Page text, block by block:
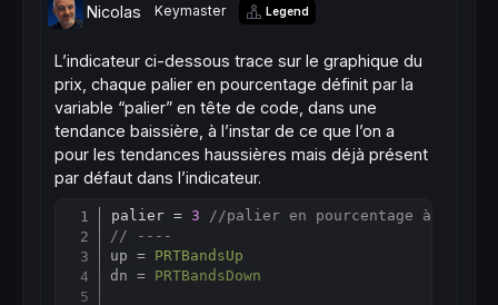
Nicolas Keymaster Legend
L’indicateur ci-dessous trace sur le graphique du
prix, chaque palier en pourcentage définit par la
variable “palier” en tête de code, dans une
tendance baissière, à l’instar de ce que l’on a
pour les tendances haussières mais déjà présent
par défaut dans l’indicateur.
palier = 3
//palier en pourcentage à
// ----
up = PRTBandsUp
dn = PRTBandsDown